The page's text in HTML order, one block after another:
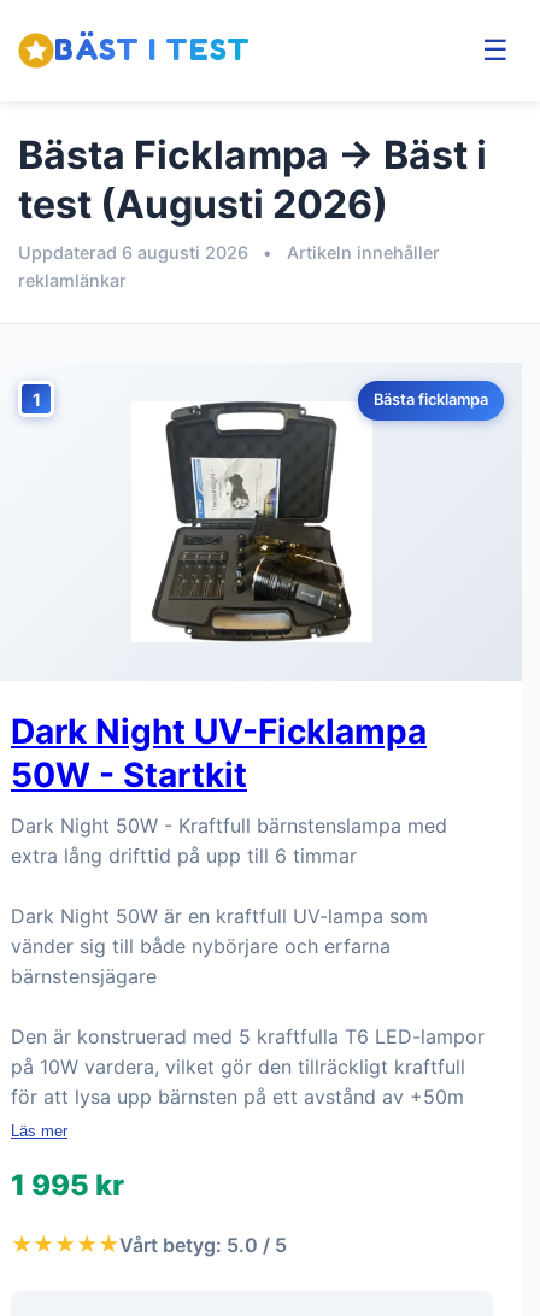
BÄST I TEST ☰
Bästa Ficklampa → Bäst i
test (Augusti 2026)
Uppdaterad 6 augusti 2026 •
Artikeln innehåller
reklamlänkar
1 Bästa ficklampa
Dark Night UV-Ficklampa
50W - Startkit
Dark Night 50W - Kraftfull bärnstenslampa med
extra lång drifttid på upp till 6 timmar
Dark Night 50W är en kraftfull UV-lampa som
vänder sig till både nybörjare och erfarna
bärnstensjägare
Den är konstruerad med 5 kraftfulla T6 LED-lampor
på 10W vardera, vilket gör den tillräckligt kraftfull
för att lysa upp bärnsten på ett avstånd av +50m
Läs mer
1 995 kr
★★★★★Vårt betyg: 5.0 / 5